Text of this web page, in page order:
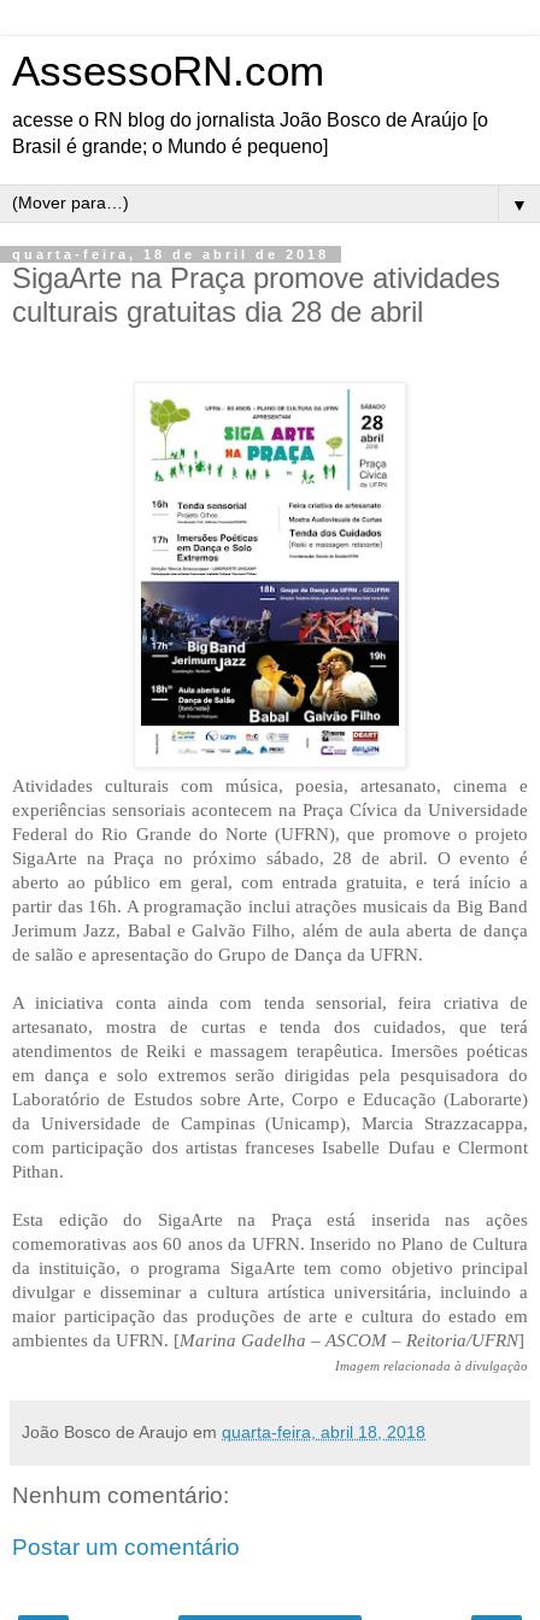
AssessoRN.com
acesse o RN blog do jornalista João Bosco de Araújo [o
Brasil é grande; o Mundo é pequeno]
▼
quarta-feira, 18 de abril de 2018
SigaArte na Praça promove atividades
culturais gratuitas dia 28 de abril
Atividades culturais com música, poesia, artesanato, cinema e
experiências sensoriais acontecem na Praça Cívica da Universidade
Federal do Rio Grande do Norte (UFRN), que promove o projeto
SigaArte na Praça no próximo sábado, 28 de abril. O evento é
aberto ao público em geral, com entrada gratuita, e terá início a
partir das 16h. A programação inclui atrações musicais da Big Band
Jerimum Jazz, Babal e Galvão Filho, além de aula aberta de dança
de salão e apresentação do Grupo de Dança da UFRN.
A iniciativa conta ainda com tenda sensorial, feira criativa de
artesanato, mostra de curtas e tenda dos cuidados, que terá
atendimentos de Reiki e massagem terapêutica. Imersões poéticas
em dança e solo extremos serão dirigidas pela pesquisadora do
Laboratório de Estudos sobre Arte, Corpo e Educação (Laborarte)
da Universidade de Campinas (Unicamp), Marcia Strazzacappa,
com participação dos artistas franceses Isabelle Dufau e Clermont
Pithan.
Esta edição do SigaArte na Praça está inserida nas ações
comemorativas aos 60 anos da UFRN. Inserido no Plano de Cultura
da instituição, o programa SigaArte tem como objetivo principal
divulgar e disseminar a cultura artística universitária, incluindo a
maior participação das produções de arte e cultura do estado em
ambientes da UFRN. [Marina Gadelha – ASCOM – Reitoria/UFRN]
Imagem relacionada à divulgação
João Bosco de Araujo em quarta-feira, abril 18, 2018
Nenhum comentário:
Postar um comentário